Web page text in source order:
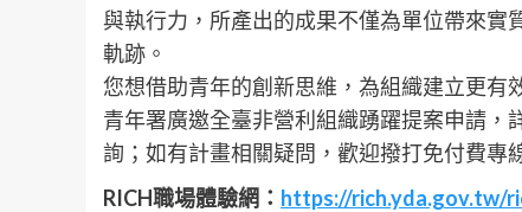
與執行力，所產出的成果不僅為單位帶來實
軌跡。
您想借助青年的創新思維，為組織建立更有
青年署廣邀全臺非營利組織踴躍提案申請，
詢；如有計畫相關疑問，歡迎撥打免付費專
RICH職場體驗網： https://rich.yda.gov.tw/